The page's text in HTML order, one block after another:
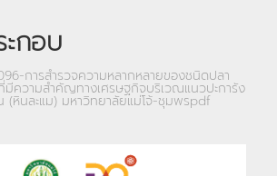
ะกอบ
การสำรวจความหลากหลายของชนิดปลา
ที่มีความสำคัญทางเศรษฐกิจบริเวณแนวปะการัง
(หินละแม) มหาวิทยาลัยแม่โจ้-ชุมพรpdf